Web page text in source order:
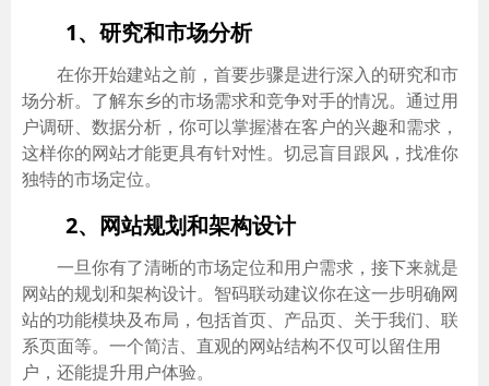
1、研究和市场分析
在你开始建站之前，首要步骤是进行深入的研究和市
场分析。了解东乡的市场需求和竞争对手的情况。通过用
户调研、数据分析，你可以掌握潜在客户的兴趣和需求，
这样你的网站才能更具有针对性。切忌盲目跟风，找准你
独特的市场定位。
2、网站规划和架构设计
一旦你有了清晰的市场定位和用户需求，接下来就是
网站的规划和架构设计。智码联动建议你在这一步明确网
站的功能模块及布局，包括首页、产品页、关于我们、联
系页面等。一个简洁、直观的网站结构不仅可以留住用
户，还能提升用户体验。